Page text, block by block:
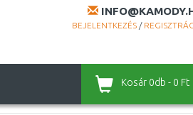
BEJELENTKEZÉS /
Kosár 0db - 0 Ft